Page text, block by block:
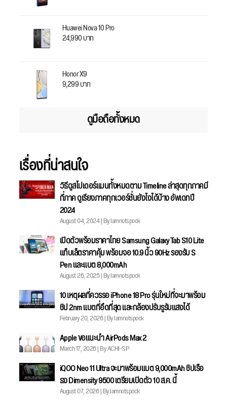
Huawei Nova 10 Pro
24,990 บาท
Honor X9
9,299 บาท
ดูมือถือทั้งหมด
เรื่องที่น่าสนใจ
วิธีดูสไปเดอร์แมนทั้งหมดตาม Timeline ล่าสุดทุกภาคมี
กี่ภาค ดูเรียงภาคทุกเวอร์ชั่นยังไงได้บ้าง อัพเดทปี
2024
August 04, 2024 | By Iamnotspock
เปิดตัวพร้อมราคาไทย Samsung Galaxy Tab S10 Lite
แท็บเล็ตราคาคุ้ม พร้อมจอ 10.9 นิ้ว 90Hz รองรับ S
Pen และแบต 8,000mAh
August 26, 2025 | By Iamnotspock
10 เหตุผลที่ควรรอ iPhone 18 Pro รุ่นใหม่ที่จะมาพร้อม
ชิป 2nm แบตที่อึดที่สุด และกล้องปรับรูรับแสงได้
February 20, 2026 | By Iamnotspock
Apple ขอแนะนำ AirPods Max 2
March 17, 2026 | By ACHI-SP
iQOO Neo 11 Ultra จะมาพร้อมแบต 9,000mAh ชิปเรือ
ธง Dimensity 9500 เตรียมเปิดตัว 10 ส.ค. นี้
August 07, 2026 | By Iamnotspock